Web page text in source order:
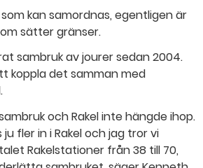
kan samordnas, egentligen är
sätter gränser.
sambruk av jourer sedan 2004.
koppla det samman med
och Rakel inte hängde ihop.
fler in i Rakel och jag tror vi
Rakelstationer från 38 till 70,